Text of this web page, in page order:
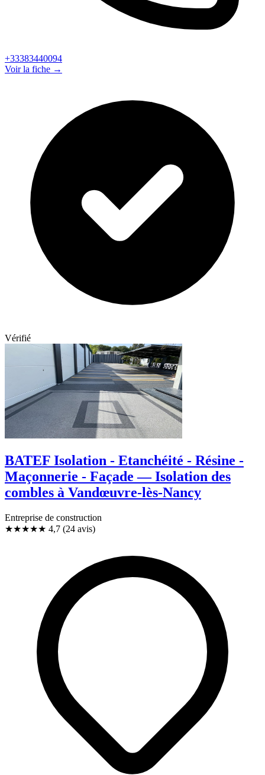
+33383440094
Voir la fiche →
Vérifié
BATEF Isolation - Etanchéité - Résine -
Maçonnerie - Façade — Isolation des
combles à Vandœuvre-lès-Nancy
Entreprise de construction
★★★★★ 4,7 (24 avis)